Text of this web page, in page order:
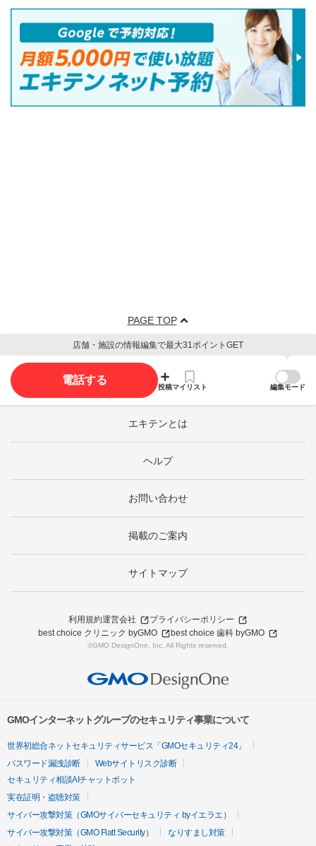
PAGE TOP
店舗・施設の情報編集で最大31ポイントGET
電話する
投稿マイリスト 編集モード
エキテンとは
ヘルプ
お問い合わせ
掲載のご案内
サイトマップ
利用規約運営会社
プライバシーポリシー
best choice クリニック byGMO
best choice 歯科 byGMO
©GMO DesignOne, Inc. All Rights reserved.
GMOインターネットグループのセキュリティ事業について
世界初総合ネットセキュリティサービス「GMOセキュリティ24」
パスワード漏洩診断
Webサイトリスク診断
セキュリティ相談AIチャットボット
実在証明・盗聴対策
サイバー攻撃対策（GMOサイバーセキュリティ byイエラエ）
サイバー攻撃対策（GMO Flatt Security）
なりすまし対策